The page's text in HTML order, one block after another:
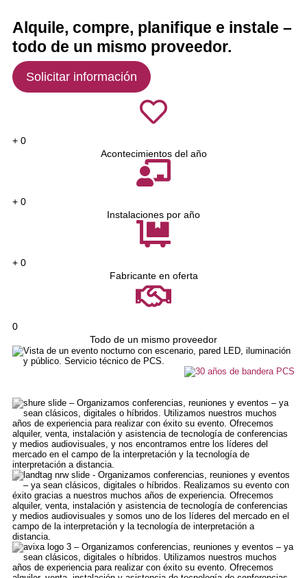
Alquile, compre, planifique e instale –
todo de un mismo proveedor.
Solicitar información
+ 0
Acontecimientos del año
+ 0
Instalaciones por año
+ 0
Fabricante en oferta
0
Todo de un mismo proveedor